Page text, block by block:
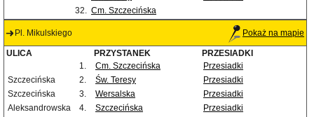
32. Cm. Szczecińska
Pl. Mikulskiego Pokaż na mapie
ULICA PRZYSTANEK
PRZESIADKI
1.
Cm. Szczecińska
Przesiadki
Szczecińska
2. Św. Teresy
Przesiadki
Szczecińska
3. Wersalska
Przesiadki
Aleksandrowska
4. Szczecińska
Przesiadki